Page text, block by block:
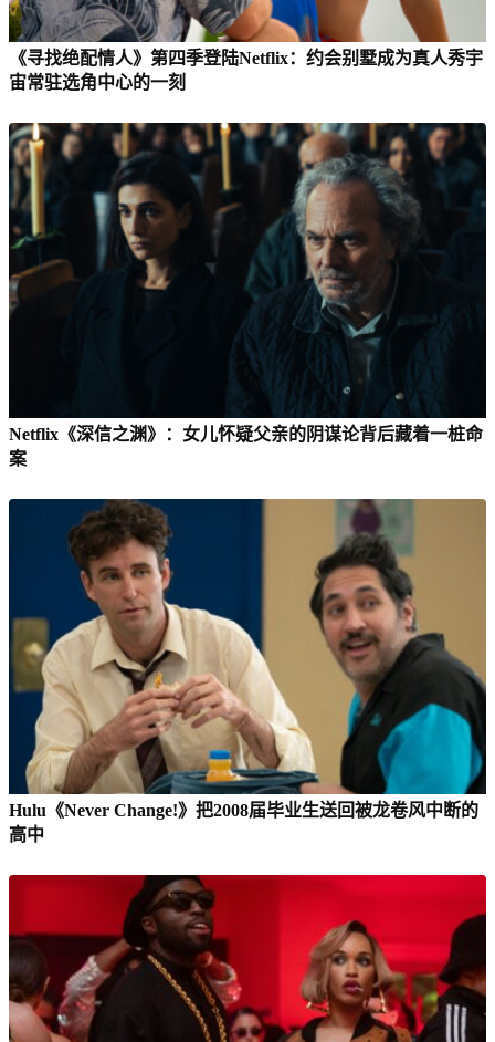
《寻找绝配情人》第四季登陆Netflix：约会别墅成为真人秀宇
宙常驻选角中心的一刻
Netflix《深信之渊》：女儿怀疑父亲的阴谋论背后藏着一桩命
案
Hulu《Never Change!》把2008届毕业生送回被龙卷风中断的
高中